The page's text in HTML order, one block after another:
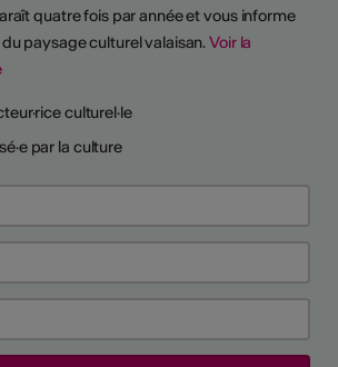
quatre fois par année et vous informe
paysage culturel valaisan.Voir la
culturel·le
par la culture